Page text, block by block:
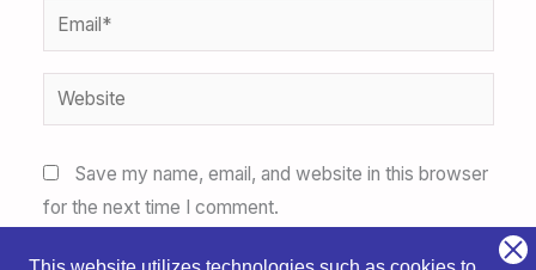
Email*
Website
Save my name, email, and website in this browser
for the next time I comment.